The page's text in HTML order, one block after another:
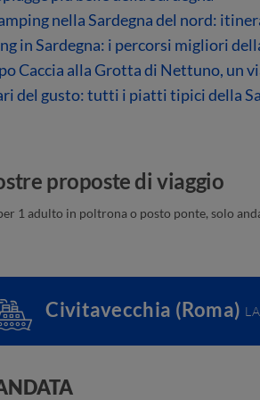
nella Sardegna del nord:
in Sardegna: i percorsi migliori
Caccia alla Grotta di Nettuno, un
del gusto: tutti i piatti tipici della
proposte di viaggio
1 adulto in poltrona o posto ponte, solo
Civitavecchia (Roma)